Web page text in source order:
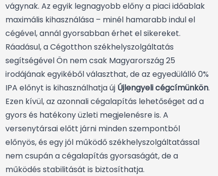
vágynak. Az egyik legnagyobb előny a piaci időablak
maximális kihasználása – minél hamarabb indul el
cégével, annál gyorsabban érhet el sikereket.
Ráadásul, a Cégotthon székhelyszolgáltatás
segítségével Ön nem csak Magyarország 25
irodájának egyikéből választhat, de az egyedülálló 0%
IPA előnyt is kihasználhatja új Újlengyeli cégcímünkön.
Ezen kívül, az azonnali cégalapítás lehetőséget ad a
gyors és hatékony üzleti megjelenésre is. A
versenytársai előtt járni minden szempontból
előnyös, és egy jól működő székhelyszolgáltatással
nem csupán a cégalapítás gyorsaságát, de a
működés stabilitását is biztosíthatja.